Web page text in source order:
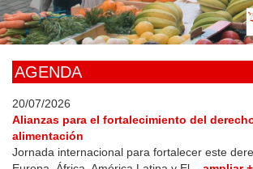
Skip
to
main
AGENDA
20/07/2026
Alianzas para el fortalecimiento del
alimentación
Jornada internacional para fortalecer este